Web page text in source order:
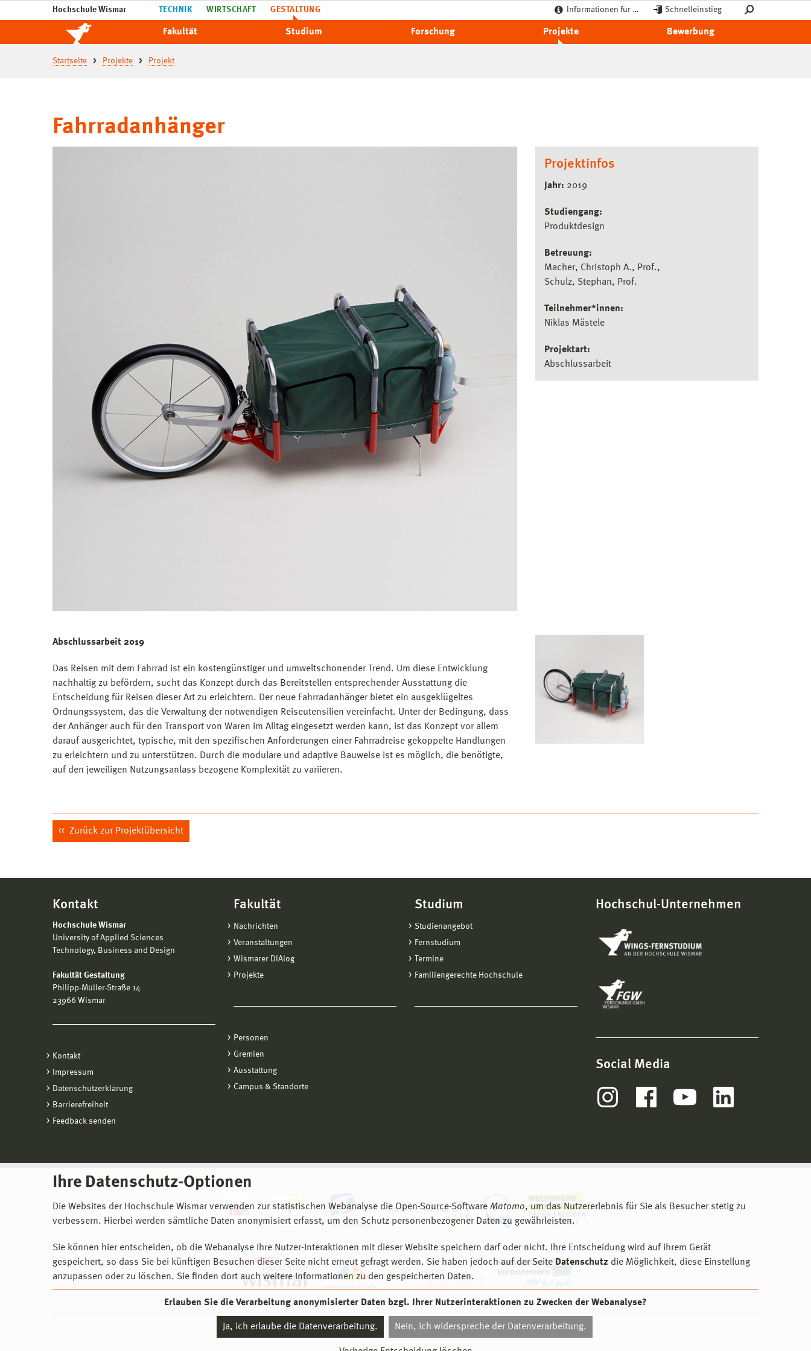
Hochschule Wismar TECHNIK WIRTSCHAFT GESTALTUNG Informationen für … Schnelleinstieg
Fakultät Studium Forschung Projekte Bewerbung
Startseite Projekte Projekt
Ihre Datenschutz-Optionen
Die Websites der Hochschule Wismar verwenden zur statistischen Webanalyse die Open-Source-Software Matomo, um das Nutzererlebnis für Sie als Besucher stetig zu
verbessern. Hierbei werden sämtliche Daten anonymisiert erfasst, um den Schutz personenbezogener Daten zu gewährleisten.
Sie können hier entscheiden, ob die Webanalyse Ihre Nutzer-Interaktionen mit dieser Website speichern darf oder nicht. Ihre Entscheidung wird auf ihrem Gerät
gespeichert, so dass Sie bei künftigen Besuchen dieser Seite nicht erneut gefragt werden. Sie haben jedoch auf der Seite Datenschutz die Möglichkeit, diese Einstellung
anzupassen oder zu löschen. Sie finden dort auch weitere Informationen zu den gespeicherten Daten.
Erlauben Sie die Verarbeitung anonymisierter Daten bzgl. Ihrer Nutzerinteraktionen zu Zwecken der Webanalyse?
Ja, ich erlaube die Datenverarbeitung. Nein, ich widerspreche der Datenverarbeitung.
Fahrradanhänger
Projektinfos
Jahr: 2019
Studiengang:
Produktdesign
Betreuung:
Macher, Christoph A., Prof.
Schulz, Stephan, Prof.
Teilnehmer*innen:
Niklas Mästele
Projektart:
Abschlussarbeit
Abschlussarbeit 2019
Das Reisen mit dem Fahrrad ist ein kostengünstiger und umweltschonender Trend. Um diese Entwicklung
nachhaltig zu befördern, sucht das Konzept durch das Bereitstellen entsprechender Ausstattung die
Entscheidung für Reisen dieser Art zu erleichtern. Der neue Fahrradanhänger bietet ein ausgeklügeltes
Ordnungssystem, das die Verwaltung der notwendigen Reiseutensilien vereinfacht. Unter der Bedingung, dass
der Anhänger auch für den Transport von Waren im Alltag eingesetzt werden kann, ist das Konzept vor allem
darauf ausgerichtet, typische, mit den spezifischen Anforderungen einer Fahrradreise gekoppelte Handlungen
zu erleichtern und zu unterstützen. Durch die modulare und adaptive Bauweise ist es möglich, die benötigte,
auf den jeweiligen Nutzungsanlass bezogene Komplexität zu variieren.
Zurück zur Projektübersicht
Kontakt
Hochschule Wismar
University of Applied Sciences
Technology, Business and Design
Fakultät Gestaltung
Philipp-Müller-Straße 14
23966 Wismar
Kontakt
Impressum
Datenschutzerklärung
Barrierefreiheit
Feedback senden
Fakultät
Nachrichten
Veranstaltungen
Wismarer DIAlog
Projekte
Personen
Gremien
Ausstattung
Campus & Standorte
Studium
Studienangebot
Fernstudium
Termine
Familiengerechte Hochschule
Hochschul-Unternehmen
Social Media
© 2026 Hochschule Wismar